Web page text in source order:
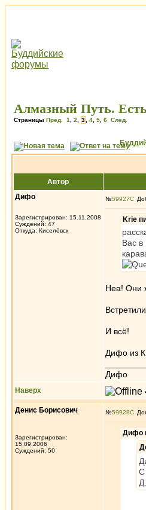
Алмазный Путь.
Страницы Пред. 1 2 3 4 5 6 След.
Автор
Дифо
Зарегистрирован: 15.11.2008
Суждений: 47
Откуда: Киселёвск
№59927
Krie
Вас в
Неа! Они
И всё!
Дифо из
Дифо
Наверх
Денис Борисович
Зарегистрирован:
15.09.2006
Суждений: 50
№59928
Дифо
С